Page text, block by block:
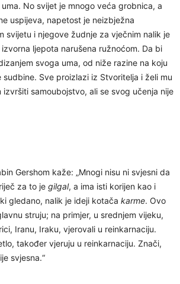
No svijet je mnogo veća grobnica, a
uspijeva, napetost je neizbježna
svijetu i njegove žudnje za vječnim nalik je
ljepota narušena ružnoćom. Da bi
svoga uma, od niže razine na koju
Sve proizlazi iz Stvoritelja i želi mu
samoubojstvo, ali se svog učenja nije
Gershom kaže: „Mnogi nisu ni svjesni da
za to je gilgal, a ima isti korijen kao i
gledano, nalik je ideji kotača karme. Ovo
struju; na primjer, u srednjem vijeku,
Iranu, Iraku, vjerovali u reinkarnaciju.
također vjeruju u reinkarnaciju. Znači,
svjesna.“